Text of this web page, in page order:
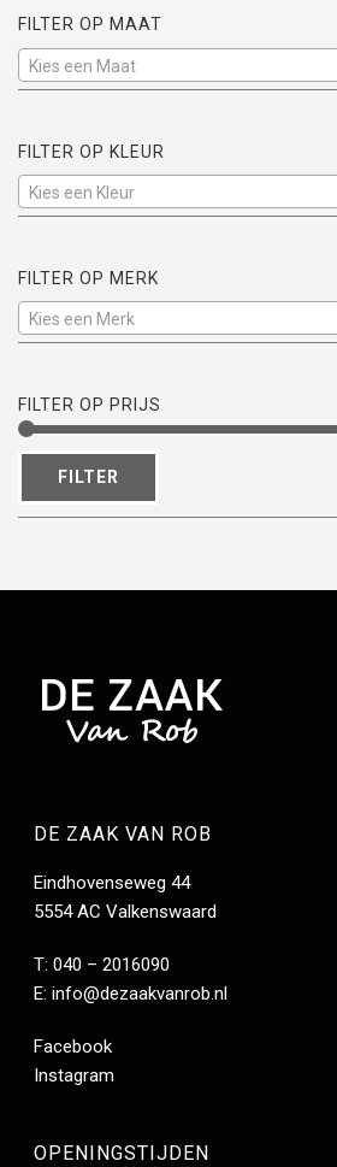
FILTER OP MAAT
Kies een Maat
FILTER OP KLEUR
Kies een Kleur
FILTER OP MERK
Kies een Merk
FILTER OP PRIJS
FILTER
DE ZAAK VAN ROB
Eindhovenseweg 44
5554 AC Valkenswaard
T: 040 – 2016090
E:info@dezaakvanrob.nl
Facebook
Instagram
OPENINGSTIJDEN